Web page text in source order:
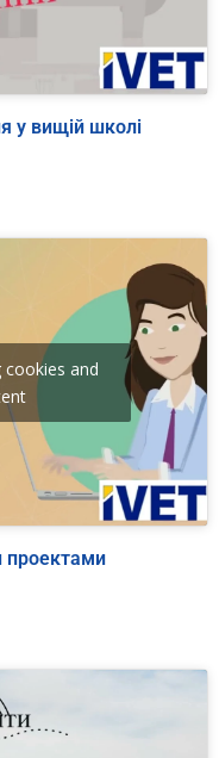
у вищій школі
cookies and
проектами